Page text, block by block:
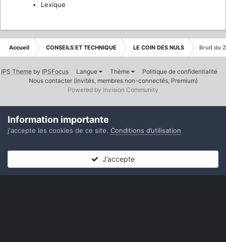
Lexique
Accueil CONSEILS ET TECHNIQUE LE COIN DES NULS Bruit du
IPS Theme by IPSFocus Langue Thème
Politique de confidentialité
Nous contacter (invités, membres non-connectés, Premium)
Powered by Invision Community
Information importante
j'accepte les cookies de ce site. Conditions d’utilisation
J’accepte